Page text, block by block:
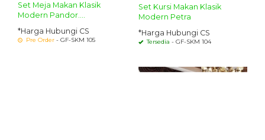
Set Meja Makan Klasik
Modern Pandor....
*Harga Hubungi CS
Pre Order - GF-SKM 105
Set Kursi Makan Klasik
Modern Petra
*Harga Hubungi CS
Tersedia - GF-SKM 104